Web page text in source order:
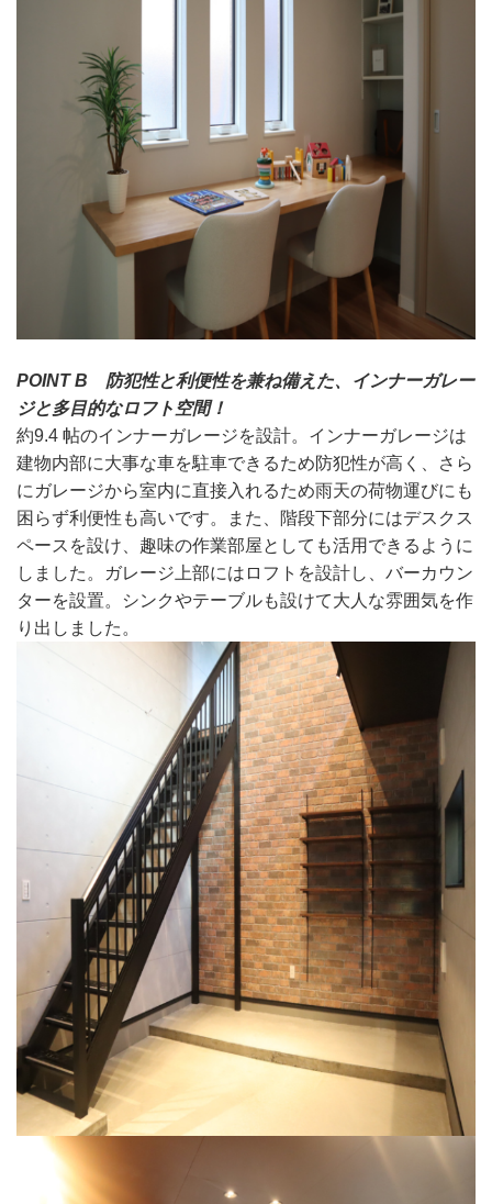
POINT B 防犯性と利便性を兼ね備えた、
インナーガレー
ジと多目的なロフト空間！
約9.4 帖のインナーガレージを設計。インナーガレージは
建物内部に大事な車を駐車できるため防犯性が高く、さら
にガレージから室内に直接入れるため雨天の荷物運びにも
困らず利便性も高いです。また、階段下部分にはデスクス
ペースを設け、趣味の作業部屋としても活用できるように
しました。ガレージ上部にはロフトを設計し、バーカウン
ターを設置。シンクやテーブルも設けて大人な雰囲気を作
り出しました。